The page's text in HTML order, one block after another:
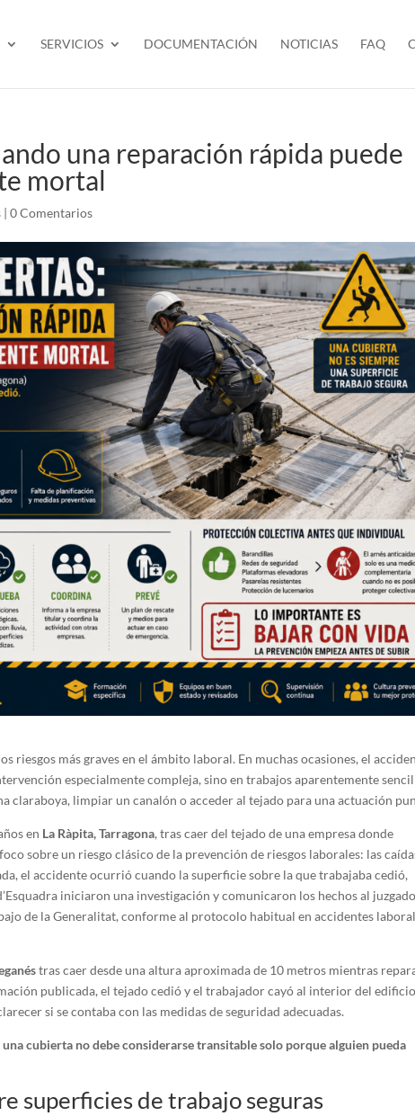
SERVICIOS DOCUMENTACIÓN NOTICIAS FAQ
una reparación rápida puede
mortal
|0 Comentarios
riesgos más graves en el ámbito laboral. En muchas ocasiones, el
especialmente compleja, sino en trabajos aparentemente
claraboya, limpiar un canalón o acceder al tejado para una actuación
en La Ràpita, Tarragona, tras caer del tejado de una empresa donde
sobre un riesgo clásico de la prevención de riesgos laborales: las
el accidente ocurrió cuando la superficie sobre la que trabajaba cedió,
iniciaron una investigación y comunicaron los hechos al
de la Generalitat, conforme al protocolo habitual en accidentes
tras caer desde una altura aproximada de 10 metros mientras
publicada, el tejado cedió y el trabajador cayó al interior del
si se contaba con las medidas de seguridad adecuadas.
una cubierta no debe considerarse transitable solo porque alguien pueda
superficies de trabajo seguras